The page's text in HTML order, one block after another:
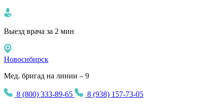
Выезд врача за 2 мин
Новосибирск
Мед. бригад на линии – 9
8 (800) 333-89-65
8 (938) 157-73-05